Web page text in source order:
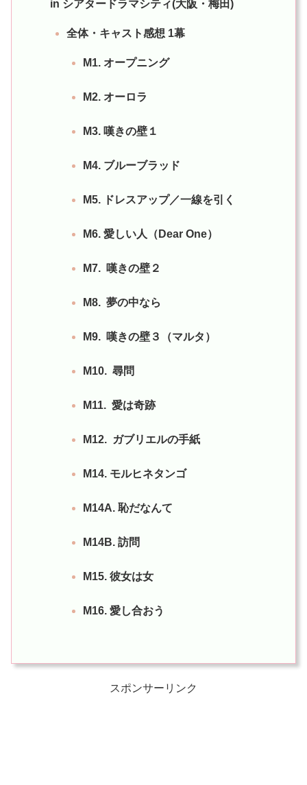
in シアタードラマシティ(大阪・梅田)
全体・キャスト感想 1幕
M1. オープニング
M2. オーロラ
M3. 嘆きの壁１
M4. ブルーブラッド
M5. ドレスアップ／一線を引く
M6. 愛しい人（Dear One）
M7. 嘆きの壁２
M8. 夢の中なら
M9. 嘆きの壁３（マルタ）
M10. 尋問
M11. 愛は奇跡
M12. ガブリエルの手紙
M14. モルヒネタンゴ
M14A. 恥だなんて
M14B. 訪問
M15. 彼女は女
M16. 愛し合おう
スポンサーリンク